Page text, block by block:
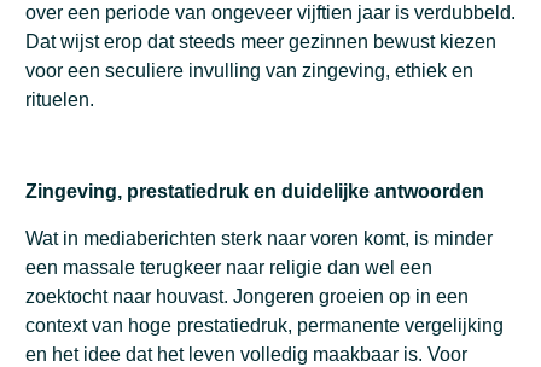
over een periode van ongeveer vijftien jaar is verdubbeld.
Dat wijst erop dat steeds meer gezinnen bewust kiezen
voor een seculiere invulling van zingeving, ethiek en
rituelen.
Zingeving, prestatiedruk en duidelijke antwoorden
Wat in mediaberichten sterk naar voren komt, is minder
een massale terugkeer naar religie dan wel een
zoektocht naar houvast. Jongeren groeien op in een
context van hoge prestatiedruk, permanente vergelijking
en het idee dat het leven volledig maakbaar is. Voor